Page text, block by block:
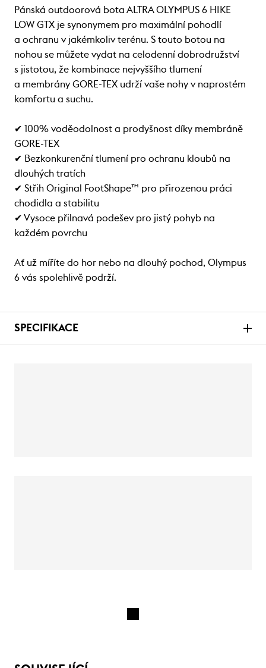
Pánská outdoorová bota ALTRA OLYMPUS 6 HIKE
LOW GTX je synonymem pro maximální pohodlí
a ochranu v jakémkoliv terénu. S touto botou na
nohou se můžete vydat na celodenní dobrodružství
s jistotou, že kombinace nejvyššího tlumení
a membrány GORE-TEX udrží vaše nohy v naprostém
komfortu a suchu.
✔ 100% voděodolnost a prodyšnost díky membráně
GORE-TEX
✔ Bezkonkurenční tlumení pro ochranu kloubů na
dlouhých tratích
✔ Střih Original FootShape™ pro přirozenou práci
chodidla a stabilitu
✔ Vysoce přilnavá podešev pro jistý pohyb na
každém povrchu
Ať už míříte do hor nebo na dlouhý pochod, Olympus
6 vás spolehlivě podrží.
SPECIFIKACE